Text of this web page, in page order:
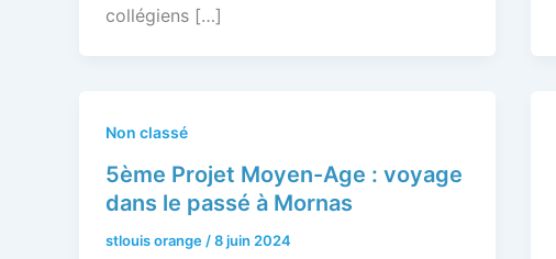
collégiens […]
Non classé
5ème Projet Moyen-Age : voyage
dans le passé à Mornas
stlouis orange /8 juin 2024